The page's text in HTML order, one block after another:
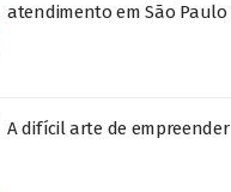
atendimento em São Paulo
A difícil arte de empreender